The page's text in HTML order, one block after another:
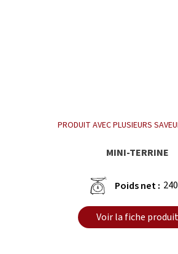
PRODUIT AVEC PLUSIEURS
MINI-TERRINE
Poids net :
Voir la fiche produit